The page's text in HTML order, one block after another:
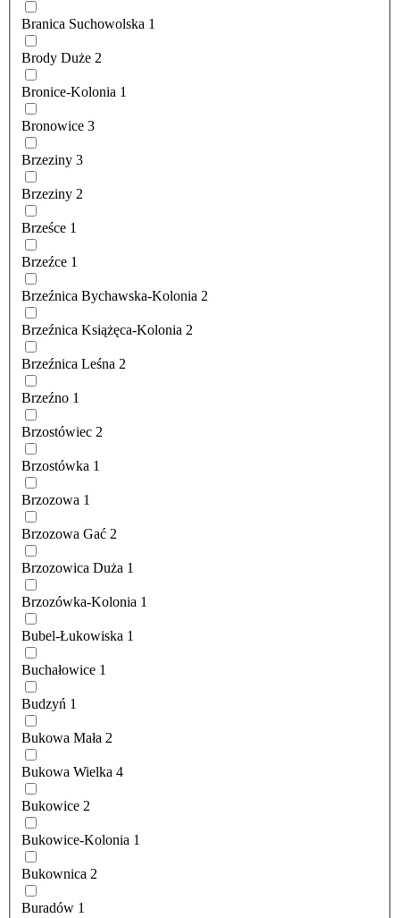
Branica Suchowolska 1
Brody Duże 2
Bronice-Kolonia 1
Bronowice 3
Brzeziny 3
Brzeziny 2
Brześce 1
Brzeźce 1
Brzeźnica Bychawska-Kolonia 2
Brzeźnica Książęca-Kolonia 2
Brzeźnica Leśna 2
Brzeźno 1
Brzostówiec 2
Brzostówka 1
Brzozowa 1
Brzozowa Gać 2
Brzozowica Duża 1
Brzozówka-Kolonia 1
Bubel-Łukowiska 1
Buchałowice 1
Budzyń 1
Bukowa Mała 2
Bukowa Wielka 4
Bukowice 2
Bukowice-Kolonia 1
Bukownica 2
Buradów 1